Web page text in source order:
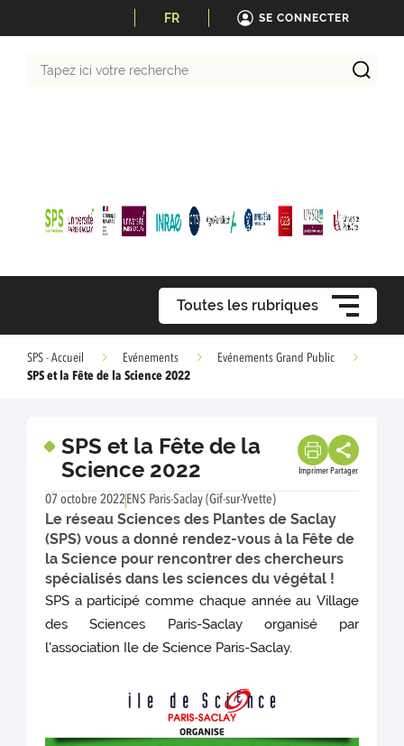
FR SE CONNECTER
Toutes les rubriques
SPS - Accueil Evénements
Evénements Grand Public
SPS et la Fête de la Science 2022
SPS et la Fête de la
Science 2022
Imprimer Partager
07 octobre 2022 ENS Paris-Saclay (Gif-sur-Yvette)
Le réseau Sciences des Plantes de Saclay
(SPS) vous a donné rendez-vous à la Fête de
la Science pour rencontrer des chercheurs
spécialisés dans les sciences du végétal !
SPS a participé comme chaque année au Village
des Sciences Paris-Saclay organisé par
l'association Ile de Science Paris-Saclay.